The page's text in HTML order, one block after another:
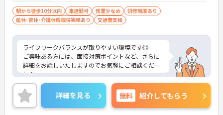
駅から徒歩10分以内 車通勤可 残業少なめ
研修制度あり
産休･育休･介護休暇取得実績あり
交通費支給
ライフワークバランスが取りやすい環境です◎
ご興味ある方には、面接対策ポイントなど、さらに
詳細をお話しいたしますのでお気軽にご相談くださ
い！
詳細を見る 無料 紹介してもらう